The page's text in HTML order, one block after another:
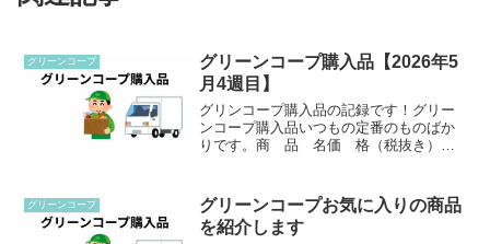
グリーンコープ
グリーンコープ購入品【2026年5
月4週目】
グリンコープ購入品の記録です！グリー
ンコープ購入品いつもの定番のものばか
りです。商 品 名価 格（税抜き）予
約元気いっぱい産直たまご10個385お豆腐
なんて...
グリーンコープ
グリーンコープお気に入りの商品
を紹介します